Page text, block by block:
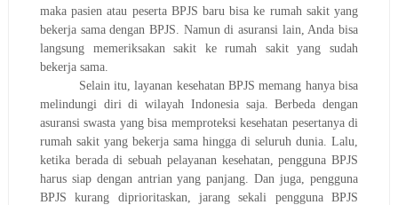
maka pasien atau peserta BPJS baru bisa ke rumah sakit yang
bekerja sama dengan BPJS. Namun di asuransi lain, Anda bisa
langsung memeriksakan sakit ke rumah sakit yang sudah
bekerja sama.
Selain itu, layanan kesehatan BPJS memang hanya bisa
melindungi diri di wilayah Indonesia saja. Berbeda dengan
asuransi swasta yang bisa memproteksi kesehatan pesertanya di
rumah sakit yang bekerja sama hingga di seluruh dunia. Lalu,
ketika berada di sebuah pelayanan kesehatan, pengguna BPJS
harus siap dengan antrian yang panjang. Dan juga, pengguna
BPJS kurang diprioritaskan, jarang sekali pengguna BPJS